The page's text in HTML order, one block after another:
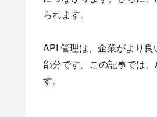
られます。
API 管理は、企業がより
部分です。この記事では
す。